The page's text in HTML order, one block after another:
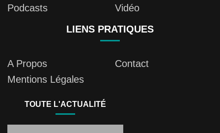
Podcasts
Vidéo
LIENS PRATIQUES
A Propos
Contact
Mentions Légales
TOUTE L'ACTUALITÉ